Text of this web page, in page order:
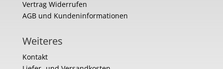
Vertrag Widerrufen
AGB und Kundeninformationen
Weiteres
Kontakt